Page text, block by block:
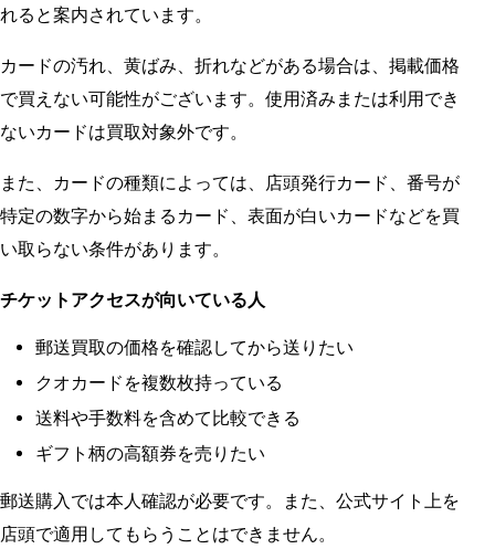
れると案内されています。
カードの汚れ、黄ばみ、折れなどがある場合は、掲載価格
で買えない可能性がございます。使用済みまたは利用でき
ないカードは買取対象外です。
また、カードの種類によっては、店頭発行カード、番号が
特定の数字から始まるカード、表面が白いカードなどを買
い取らない条件があります。
チケットアクセスが向いている人
郵送買取の価格を確認してから送りたい
クオカードを複数枚持っている
送料や手数料を含めて比較できる
ギフト柄の高額券を売りたい
郵送購入では本人確認が必要です。また、公式サイト上を
店頭で適用してもらうことはできません。